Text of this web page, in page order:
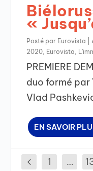
«
Posté par Eurovista
2020 Eurovista
PREMIERE
duo formé par
Vlad
EN SAVOIR
1 …